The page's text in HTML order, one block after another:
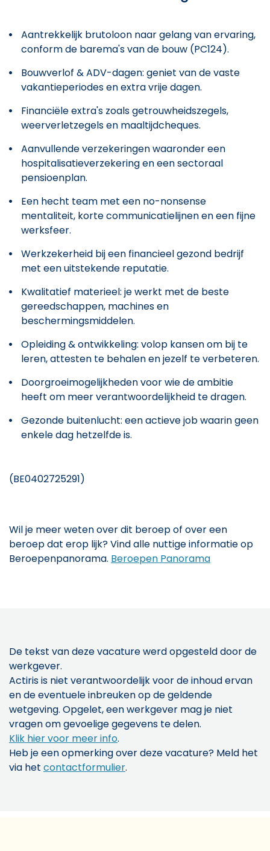
Aantrekkelijk brutoloon naar gelang van ervaring,
conform de barema's van de bouw (PC124).
Bouwverlof & ADV-dagen: geniet van de vaste
vakantieperiodes en extra vrije dagen.
Financiële extra's zoals getrouwheidszegels,
weerverletzegels en maaltijdcheques.
Aanvullende verzekeringen waaronder een
hospitalisatieverzekering en een sectoraal
pensioenplan.
Een hecht team met een no-nonsense
mentaliteit, korte communicatielijnen en een fijne
werksfeer.
Werkzekerheid bij een financieel gezond bedrijf
met een uitstekende reputatie.
Kwalitatief materieel: je werkt met de beste
gereedschappen, machines en
beschermingsmiddelen.
Opleiding & ontwikkeling: volop kansen om bij te
leren, attesten te behalen en jezelf te verbeteren.
Doorgroeimogelijkheden voor wie de ambitie
heeft om meer verantwoordelijkheid te dragen.
Gezonde buitenlucht: een actieve job waarin geen
enkele dag hetzelfde is.
(BE0402725291)
Wil je meer weten over dit beroep of over een
beroep dat erop lijk? Vind alle nuttige informatie op
Beroepenpanorama. Beroepen Panorama
De tekst van deze vacature werd opgesteld door de
werkgever.
Actiris is niet verantwoordelijk voor de inhoud ervan
en de eventuele inbreuken op de geldende
wetgeving. Opgelet, een werkgever mag je niet
vragen om gevoelige gegevens te delen.
Klik hier voor meer info.
Heb je een opmerking over deze vacature? Meld het
via het contactformulier.